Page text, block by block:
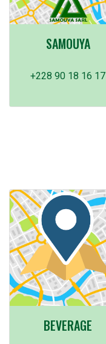
SAMOUYA
+228 90 18 16 17
BEVERAGE